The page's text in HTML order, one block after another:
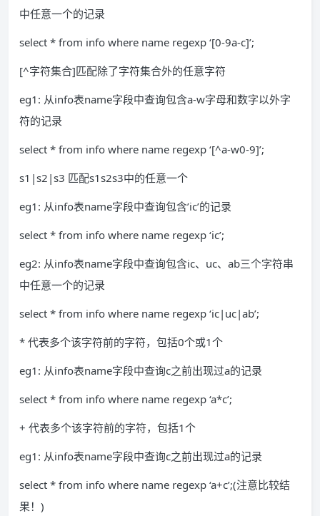
中任意一个的记录
select * from info where name regexp ‘[0-9a-c]’;
[^字符集合]匹配除了字符集合外的任意字符
eg1: 从info表name字段中查询包含a-w字母和数字以外字
符的记录
select * from info where name regexp ‘[^a-w0-9]’;
s1|s2|s3 匹配s1s2s3中的任意一个
eg1: 从info表name字段中查询包含’ic’的记录
select * from info where name regexp ‘ic’;
eg2: 从info表name字段中查询包含ic、uc、ab三个字符串
中任意一个的记录
select * from info where name regexp ‘ic|uc|ab’;
* 代表多个该字符前的字符，包括0个或1个
eg1: 从info表name字段中查询c之前出现过a的记录
select * from info where name regexp ‘a*c’;
+ 代表多个该字符前的字符，包括1个
eg1: 从info表name字段中查询c之前出现过a的记录
select * from info where name regexp ‘a+c’;(注意比较结
果！)